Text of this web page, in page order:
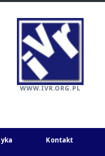
WWW.IVR.ORG.PL
Kontakt